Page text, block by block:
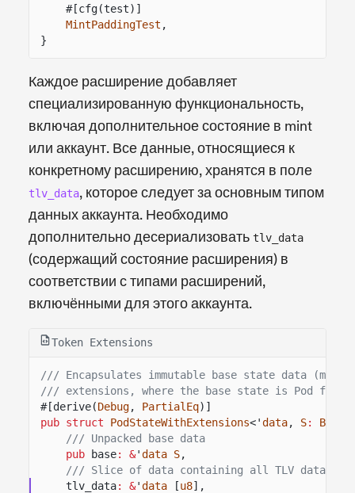
#[cfg(test)]
MintPaddingTest ,
}
Каждое расширение добавляет
специализированную функциональность,
включая дополнительное состояние в mint
или аккаунт. Все данные, относящиеся к
конкретному расширению, хранятся в поле
tlv_data, которое следует за основным типом
данных аккаунта. Необходимо
дополнительно десериализовать tlv_data
(содержащий состояние расширения) в
соответствии с типами расширений,
включёнными для этого аккаунта.
Token Extensions
/// Encapsulates immutable base state data (mint
/// extensions, where the base state is Pod for
#[derive(Debug, PartialEq)]
pub struct
PodStateWithExtensions<'data, S:
/// Unpacked base data
pub
base: &'data S,
/// Slice of data containing all TLV data,
tlv_data: &'data [u8],